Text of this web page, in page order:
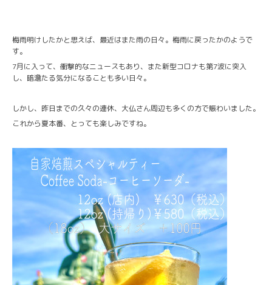
梅雨明けしたかと思えば、最近はまた雨の日々。梅雨に戻ったかのようで
す。
7月に入って、衝撃的なニュースもあり、また新型コロナも第7波に突入
し、暗澹たる気分になることも多い日々。
しかし、昨日までの久々の連休、大仏さん周辺も多くの方で賑わいました。
これから夏本番、とっても楽しみですね。